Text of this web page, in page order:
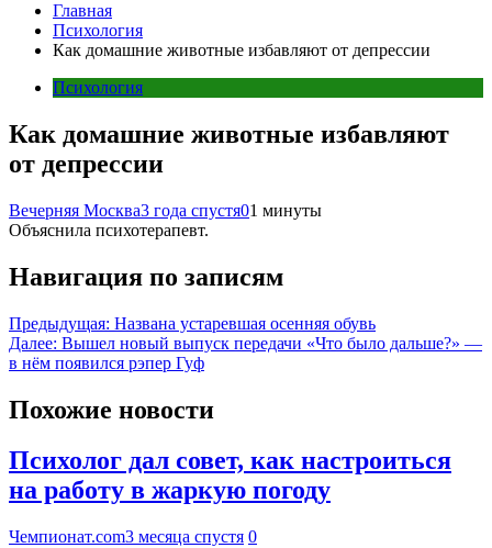
Главная
Психология
Как домашние животные избавляют от депрессии
Психология
Как домашние животные избавляют
от депрессии
Вечерняя Москва3 года спустя01 минуты
Объяснила психотерапевт.
Навигация по записям
Предыдущая: Названа устаревшая осенняя обувь
Далее: Вышел новый выпуск передачи «Что было дальше?» —
в нём появился рэпер Гуф
Похожие новости
Психолог дал совет, как настроиться
на работу в жаркую погоду
Чемпионат.com3 месяца спустя 0